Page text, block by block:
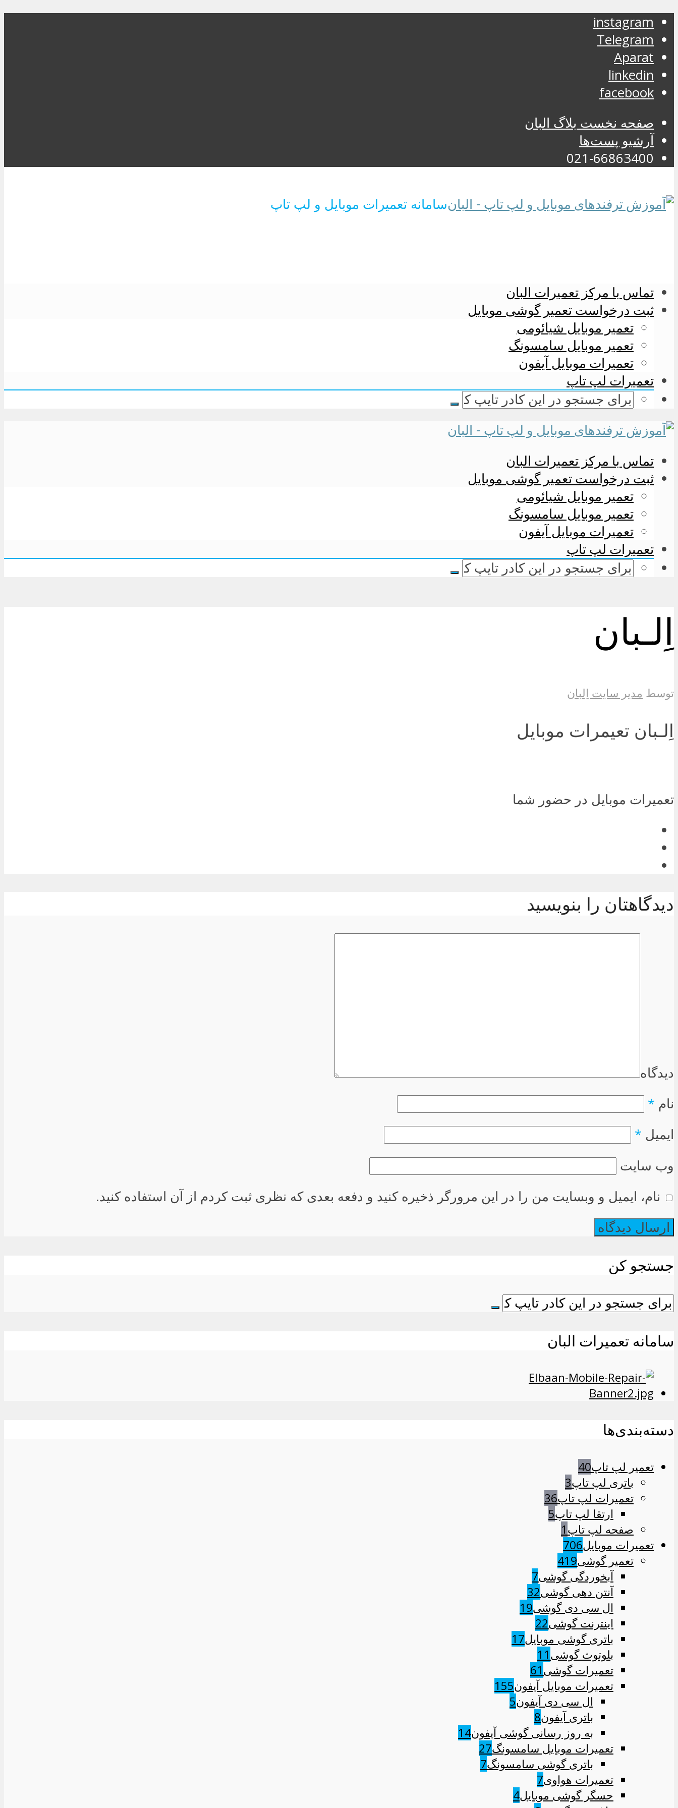
instagram
Telegram
Aparat
linkedin
facebook
صفحه نخست بلاگ البان
آرشیو پست‌ها
021-66863400
سامانه تعمیرات موبایل و لپ تاپ
تماس با مرکز تعمیرات البان
ثبت درخواست تعمیر گوشی موبایل
تعمیر موبایل شیائومی
تعمیر موبایل سامسونگ
تعمیرات موبایل آیفون
تعمیرات لپ تاپ
تماس با مرکز تعمیرات البان
ثبت درخواست تعمیر گوشی موبایل
تعمیر موبایل شیائومی
تعمیر موبایل سامسونگ
تعمیرات موبایل آیفون
تعمیرات لپ تاپ
اِلـبان
توسط مدیر سایت اِلبان
اِلـبان تعیمرات موبایل
تعمیرات موبایل در حضور شما
دیدگاهتان را بنویسید
دیدگاه
نام *
ایمیل *
وب سایت
نام، ایمیل و وبسایت من را در این مرورگر ذخیره کنید و دفعه بعدی که نظری ثبت کردم از آن استفاده کنید.
جستجو کن
سامانه تعمیرات البان
دسته‌بندی‌ها
تعمیر لپ تاپ40
باتری لپ تاپ3
تعمیرات لپ تاپ36
ارتقا لپ تاپ5
صفحه لپ تاپ1
تعمیرات موبایل706
تعمیر گوشی419
آبخوردگی گوشی7
آنتن دهی گوشی32
ال سی دی گوشی19
اینترنت گوشی22
باتری گوشی موبایل17
بلوتوث گوشی11
تعمیرات گوشی61
تعمیرات موبایل آیفون155
ال سی دی آیفون5
باتری آیفون8
به روز رسانی گوشی آیفون14
تعمیرات موبایل سامسونگ27
باتری گوشی سامسونگ7
تعمیرات هواوی7
حسگر گوشی موبایل4